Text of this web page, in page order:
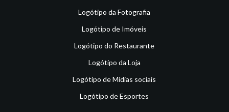
Logótipo da Fotografia
Logótipo de Imóveis
Logótipo do Restaurante
Logótipo da Loja
Logótipo de Mídias sociais
Logótipo de Esportes